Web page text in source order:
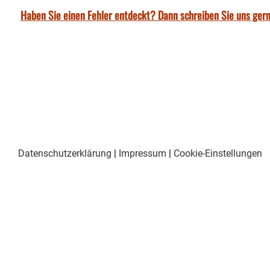
Haben Sie einen Fehler entdeckt? Dann schreiben Sie uns
Datenschutzerklärung | Impressum | Cookie-Einstellungen